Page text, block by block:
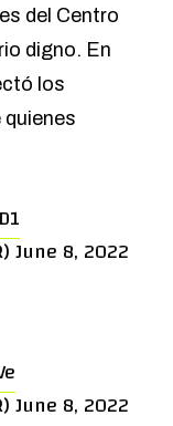
del Centro
digno. En
los
June 8, 2022
June 8, 2022